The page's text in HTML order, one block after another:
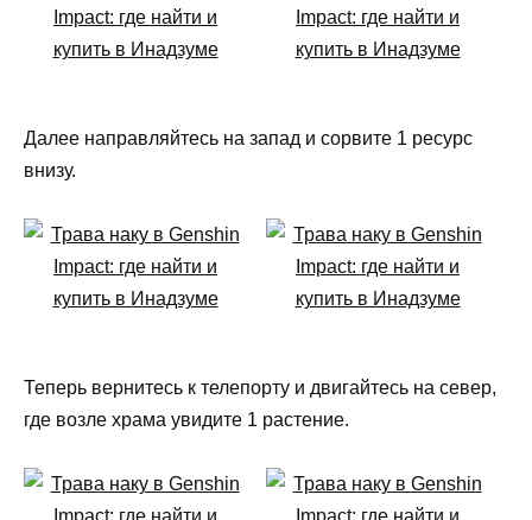
Далее направляйтесь на запад и сорвите 1 ресурс
внизу.
Теперь вернитесь к телепорту и двигайтесь на север,
где возле храма увидите 1 растение.